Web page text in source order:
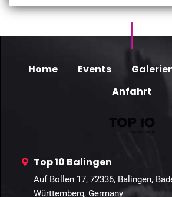
Home Events
Anfahrt
Top 10 Balingen
Auf Bollen 17, 72336, Balingen,
Württemberg, Germany